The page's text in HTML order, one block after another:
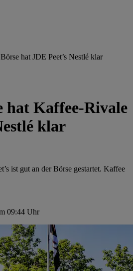
hat JDE Peet’s Nestlé klar
hat Kaffee-Rivale
klar
ist gut an der Börse gestartet. Kaffee
09:44 Uhr